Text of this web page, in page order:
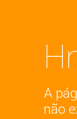
A
não